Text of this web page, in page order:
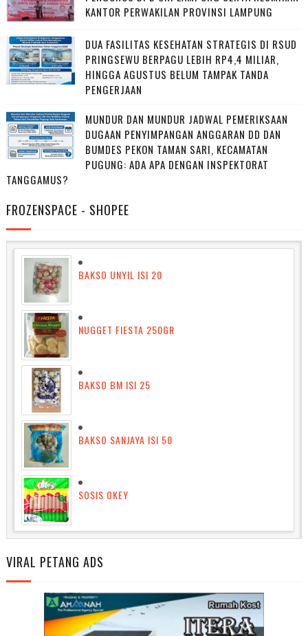
KANTOR PERWAKILAN PROVINSI LAMPUNG
DUA FASILITAS KESEHATAN STRATEGIS DI RSUD
PRINGSEWU BERPAGU LEBIH RP4,4 MILIAR,
HINGGA AGUSTUS BELUM TAMPAK TANDA
PENGERJAAN
MUNDUR DAN MUNDUR JADWAL PEMERIKSAAN
DUGAAN PENYIMPANGAN ANGGARAN DD DAN
BUMDES PEKON TAMAN SARI, KECAMATAN
PUGUNG: ADA APA DENGAN INSPEKTORAT
TANGGAMUS?
FROZENSPACE - SHOPEE
BAKSO UNYIL ISI 20
NUGGET FIESTA 250GR
BAKSO BM ISI 25
BAKSO SANJAYA ISI 50
SOSIS OKEY
VIRAL PETANG ADS